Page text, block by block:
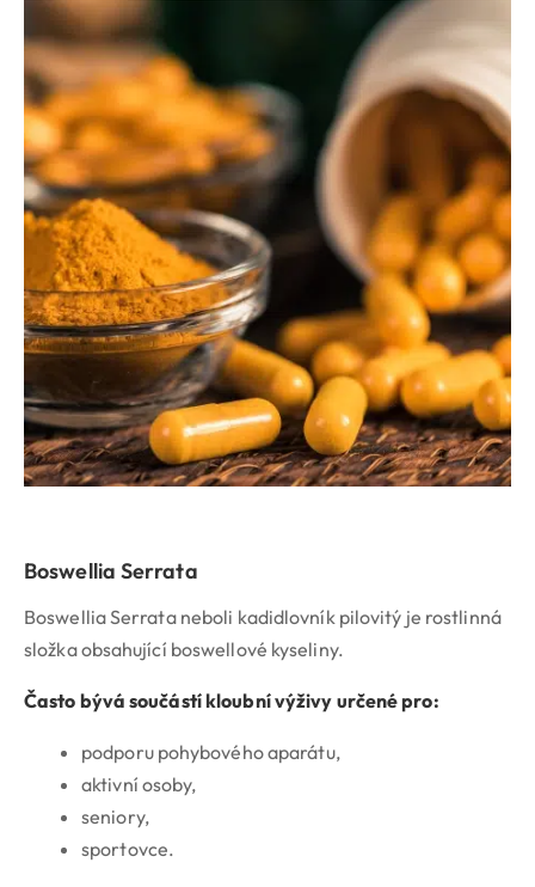
Boswellia Serrata
Boswellia Serrata neboli kadidlovník pilovitý je rostlinná
složka obsahující boswellové kyseliny.
Často bývá součástí kloubní výživy určené pro:
podporu pohybového aparátu,
aktivní osoby,
seniory,
sportovce.